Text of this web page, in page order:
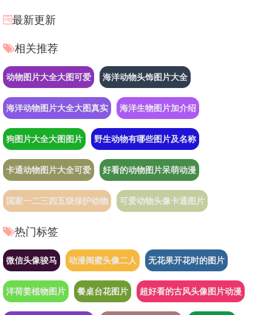
最新更新
相关推荐
动物图片大全大图可爱 海洋动物头饰图片大全
海洋动物图片大全大图真实 海洋生物图片加介绍
狗图片大全大图图片 野生动物有哪些图片及名称
卡通动物图片大全可爱 好看的动物图片呆萌动漫
国家一二三四五级保护动物 可爱动物头像卡通图片
热门标签
微信头像骏马 动漫闺蜜头像二人 无花果开花时的图片
洋荷姜植物图片 餐桌台花图片 超好看的古风头像图片动漫